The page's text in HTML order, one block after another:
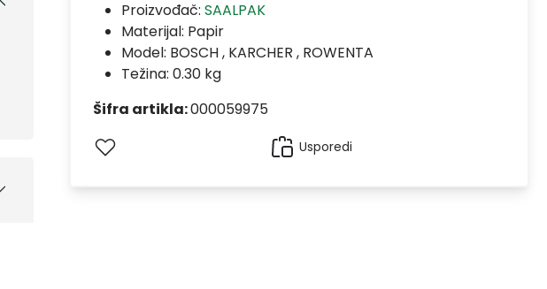
Proizvođač: SAALPAK
Materijal: Papir
Model: BOSCH , KARCHER , ROWENTA
Težina: 0.30 kg
Šifra artikla:000059975
Usporedi